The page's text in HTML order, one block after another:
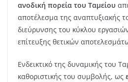
ανοδική πορεία του Ταμείου
αποτέλεσμα της αναπτυξιακής
διεύρυνσης του κύκλου
επίτευξης θετικών
Ενδεικτικό της δυναμικής του
καθοριστικής του συμβολής, ως